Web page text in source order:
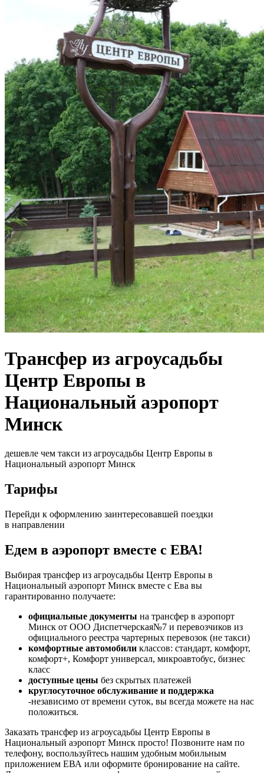
Трансфер из агроусадьбы
Центр Европы в
Национальный аэропорт
Минск
дешевле чем такси из агроусадьбы Центр Европы в
Национальный аэропорт Минск
Тарифы
Перейди к оформлению заинтересовавшей поездки
в направлении
Едем в аэропорт вместе с ЕВА!
Выбирая трансфер из агроусадьбы Центр Европы в
Национальный аэропорт Минск вместе с Ева вы
гарантированно получаете:
официальные документы на трансфер в аэропорт
Минск от ООО Диспетчерская№7 и перевозчиков из
официального реестра чартерных перевозок (не такси)
комфортные автомобили классов: стандарт, комфорт,
комфорт+, Комфорт универсал, микроавтобус, бизнес
класс
доступные цены без скрытых платежей
круглосуточное обслуживание и поддержка
-независимо от времени суток, вы всегда можете на нас
положиться.
Заказать трансфер из агроусадьбы Центр Европы в
Национальный аэропорт Минск просто! Позвоните нам по
телефону, воспользуйтесь нашим удобным мобильным
приложением ЕВА или оформите бронирование на сайте.